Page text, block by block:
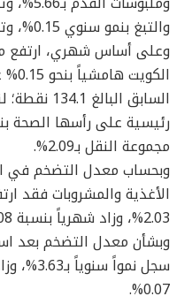
والتبغ بنمو سنوي 0.15%، وتراجعت مجموعة النقل بـ1.61%.
وعلى أساس شهري، ارتفع
مجموعة النقل بـ2.09%.
وبحساب معدل التضخم في
الأغذية والمشروبات فقد
2.03%، وزاد شهرياً بنسبة 0.08%.
وبشأن معدل التضخم بعد
سجل
0.07%.